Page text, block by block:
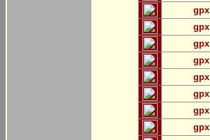
gpx
gpx
gpx
gpx
gpx
gpx
gpx
gpx